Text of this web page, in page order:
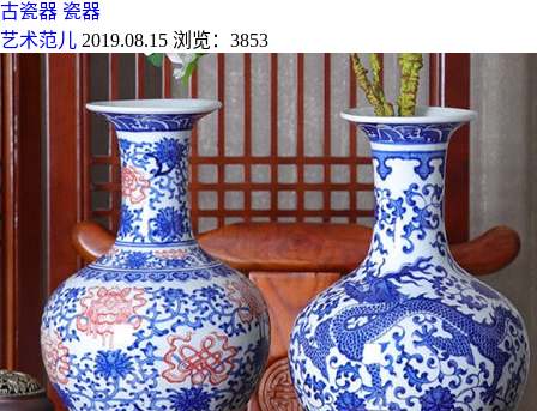
古瓷器 瓷器
艺术范儿 2019.08.15 浏览：3853